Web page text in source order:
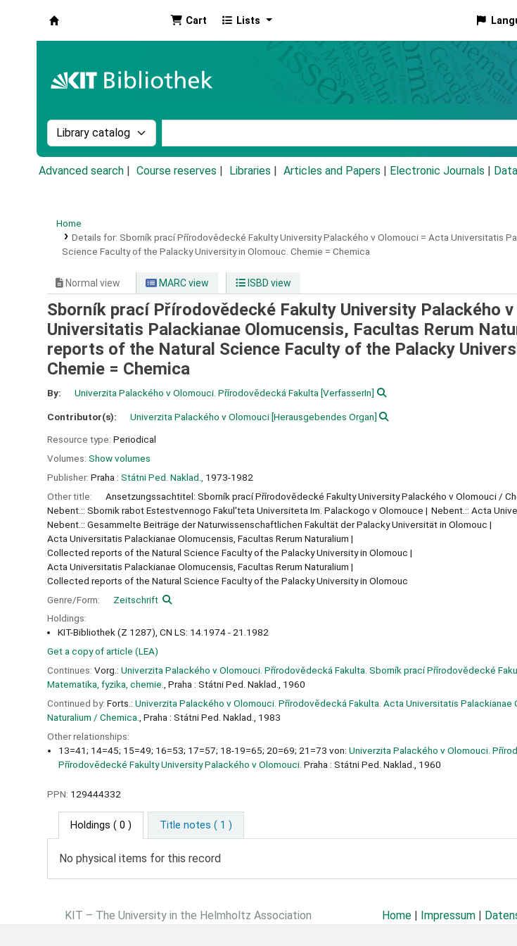
Cart Lists
Search the catalog by:
Advanced search Course reserves Libraries Articles and Papers Electronic Journals
Home
Details for: Sborník prací Přírodovědecké Fakulty University Palackého v Olomouci = Acta Universitatis
Science Faculty of the Palacky University in Olomouc. Chemie = Chemica
Normal view MARC view ISBD view
Sborník prací Přírodovědecké Fakulty University Palackého
Universitatis Palackianae Olomucensis, Facultas Rerum
reports of the Natural Science Faculty of the Palacky
Chemie = Chemica
By: Univerzita Palackého v Olomouci. Přírodovědecká Fakulta [VerfasserIn]
Contributor(s): Univerzita Palackého v Olomouci[Herausgebendes Organ]
Resource type: Periodical
Volumes: Show volumes
Publisher: Praha : Státni Ped. Naklad.,
1973-1982
Other title:
Ansetzungssachtitel: Sborník prací Přírodovědecké Fakulty University Palackého v Olomouci /
Nebent.:: Sbornik rabot Estestvennogo Fakul'teta Universiteta Im. Palackogo v Olomouce
Nebent.:: Acta
Nebent.:: Gesammelte Beiträge der Naturwissenschaftlichen Fakultät der Palacky Universität in Olomouc
Acta Universitatis Palackianae Olomucensis, Facultas Rerum Naturalium
Collected reports of the Natural Science Faculty of the Palacky University in Olomouc
Acta Universitatis Palackianae Olomucensis, Facultas Rerum Naturalium
Collected reports of the Natural Science Faculty of the Palacky University in Olomouc
Genre/Form:
Zeitschrift
Holdings:
KIT-Bibliothek (Z 1287), CN LS: 14.1974 - 21.1982
Get a copy of article (LEA)
Continues: Vorg.: Univerzita Palackého v Olomouci. Přírodovědecká Fakulta. Sborník prací Přírodovědecké
Matematika, fyzika, chemie.
, Praha : Státni Ped. Naklad., 1960
Continued by: Forts.: Univerzita Palackého v Olomouci. Přírodovědecká Fakulta. Acta Universitatis Palackianae
Naturalium / Chemica.
, Praha : Státni Ped. Naklad., 1983
Other relationships:
13=41; 14=45; 15=49; 16=53; 17=57; 18-19=65; 20=69; 21=73 von: Univerzita Palackého v Olomouci.
Přírodovědecké Fakulty University Palackého v Olomouci. Praha : Státni Ped. Naklad., 1960
PPN: 129444332
Holdings ( 0 ) Title notes ( 1 )
No physical items for this record
KIT – The University in the Helmholtz Association Home | Impressum |